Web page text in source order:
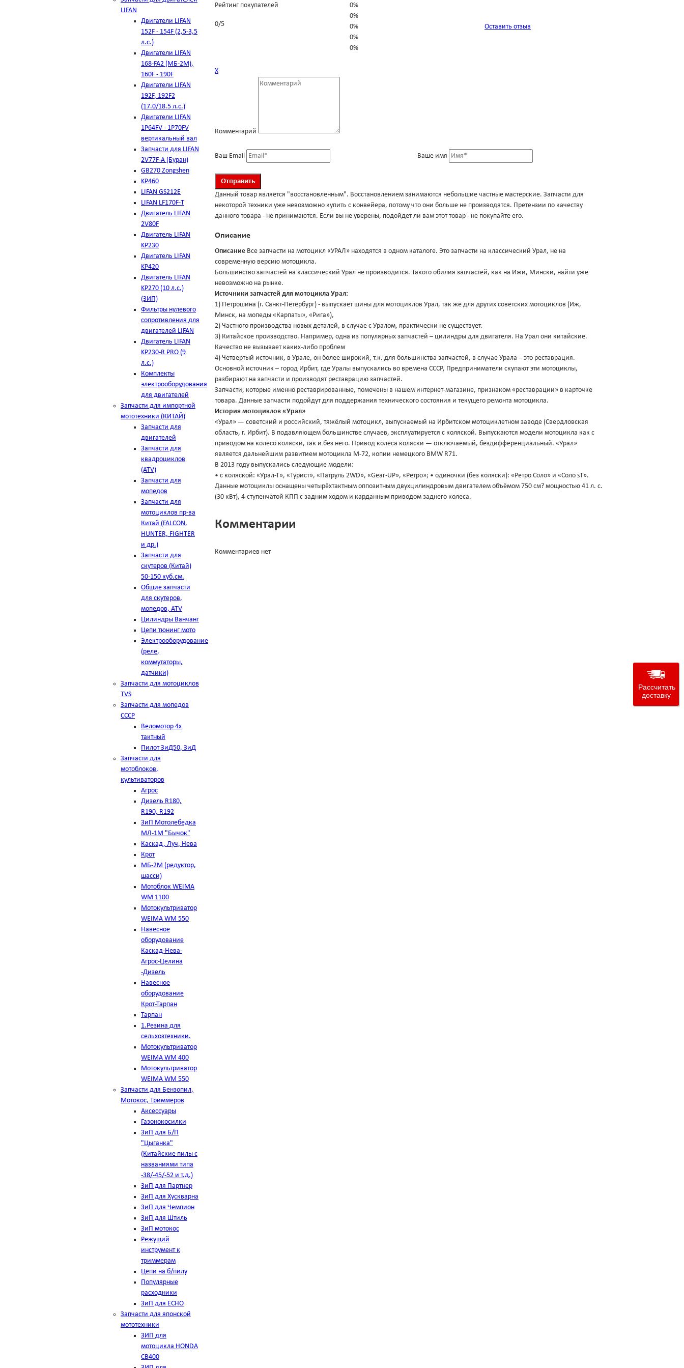
LIFAN
Двигатели LIFAN
152F - 154F (2,5-3,5
л.с.)
Двигатели LIFAN
168-FA2 (МБ-2М),
160F - 190F
Двигатели LIFAN
192F, 192F2
(17.0/18.5 л.с.)
Двигатели LIFAN
1Р64FV - 1Р70FV
вертикальный вал
Запчасти для LIFAN
2V77F-A (Буран)
GB270 Zongshen
KP460
LIFAN GS212E
LIFAN LF170F-T
Двигатель LIFAN
2V80F
Двигатель LIFAN
KP230
Двигатель LIFAN
KP420
Двигатель LIFAN
KP270 (10 л.с.)
(ЗИП)
Фильтры нулевого
сопротивления для
двигателей LIFAN
Двигатель LIFAN
KP230-R PRO (9
л.с.)
Комплекты
электрооборудования
для двигателей
Запчасти для импортной
мототехники (КИТАЙ)
Запчасти для
двигателей
Запчасти для
квадроциклов
(ATV)
Запчасти для
мопедов
Запчасти для
мотоциклов пр-ва
Китай (FALCON,
HUNTER, FIGHTER
и др.)
Запчасти для
скутеров (Китай)
50-150 куб.см.
Общие запчасти
для скутеров,
мопедов, ATV
Цилиндры Ванчанг
Цепи тюнинг мото
Электрооборудование
(реле,
коммутаторы,
датчики)
Запчасти для мотоциклов
TVS
Запчасти для мопедов
СССР
Веломотор 4х
тактный
Пилот ЗиД50, ЗиД
Запчасти для
мотоблоков,
культиваторов
Агрос
Дизель R180,
R190, R192
ЗиП Мотолебедка
МЛ-1М "Бычок"
Каскад, Луч, Нева
Крот
МБ-2М (редуктор,
шасси)
Мотоблок WEIMA
WM 1100
Мотокультриватор
WEIMA WM 550
Навесное
оборудование
Каскад-Нева-
Агрос-Целина
-Дизель
Навесное
оборудование
Крот-Тарпан
Тарпан
1.Резина для
сельхозтехники.
Мотокультриватор
WEIMA WM 400
Мотокультриватор
WEIMA WM 550
Запчасти для Бензопил,
Мотокос, Триммеров
Аксессуары
Газонокосилки
ЗиП для Б/П
"Цыганка"
(Китайские пилы с
названиями типа
-38/-45/-52 и т.д.)
ЗиП для Партнер
ЗиП для Хускварна
ЗиП для Чемпион
ЗиП для Штиль
ЗиП мотокос
Режущий
инструмент к
триммерам
Цепи на б/пилу
Популярные
расходники
ЗиП для ЕСНО
Запчасти для японской
мототехники
ЗИП для
мотоцикла HONDA
CB400
Рейтинг покупателей
0/5
0%
0%
0%
0%
0%
Оставить отзыв
Х
Комментарий
Ваш Email Ваше имя
Данный товар является "восстановленным". Восстановлением занимаются небольшие частные мастерские. Запчасти для
некоторой техники уже невозможно купить с конвейера, потому что они больше не производятся. Претензии по качеству
данного товара - не принимаются. Если вы не уверены, подойдет ли вам этот товар - не покупайте его.
Описание
Описание Все запчасти на мотоцикл «УРАЛ» находятся в одном каталоге. Это запчасти на классический Урал, не на
современную версию мотоцикла.
Большинство запчастей на классический Урал не производится. Такого обилия запчастей, как на Ижи, Мински, найти уже
невозможно на рынке.
Источники запчастей для мотоцикла Урал:
1) Петрошина (г. Санкт-Петербург) - выпускает шины для мотоциклов Урал, так же для других советских мотоциклов (Иж,
Минск, на мопеды «Карпаты», «Рига»),
2) Частного производства новых деталей, в случае с Уралом, практически не существует.
3) Китайское производство. Например, одна из популярных запчастей – цилиндры для двигателя. На Урал они китайские.
Качество не вызывает каких-либо проблем
4) Четвертый источник, в Урале, он более широкий, т.к. для большинства запчастей, в случае Урала – это реставрация.
Основной источник – город Ирбит, где Уралы выпускались во времена СССР, Предприниматели скупают эти мотоциклы,
разбирают на запчасти и производят реставрацию запчастей.
Запчасти, которые именно реставрированные, помечены в нашем интернет-магазине, признаком «реставрации» в карточке
товара. Данные запчасти подойдут для поддержания технического состояния и текущего ремонта мотоцикла.
История мотоциклов «Урал»
«Урал» — советский и российский, тяжёлый мотоцикл, выпускаемый на Ирбитском мотоциклетном заводе (Свердловская
область, г. Ирбит). В подавляющем большинстве случаев, эксплуатируется с коляской. Выпускаются модели мотоцикла как с
приводом на колесо коляски, так и без него. Привод колеса коляски — отключаемый, бездифференциальный. «Урал»
является дальнейшим развитием мотоцикла М-72, копии немецкого BMW R71.
В 2013 году выпускались следующие модели:
• с коляской: «Урал-Т», «Турист», «Патруль 2WD», «Gear-UP», «Ретро»; • одиночки (без коляски): «Ретро Соло» и «Соло sT».
Данные мотоциклы оснащены четырёхтактным оппозитным двухцилиндровым двигателем объёмом 750 см? мощностью 41 л. с.
(30 кВт), 4-ступенчатой КПП с задним ходом и карданным приводом заднего колеса.
Комментарии
Комментариев нет
Рассчитать
доставку